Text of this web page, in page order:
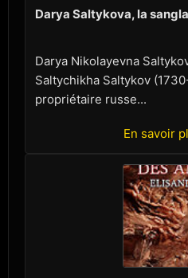
Darya Saltykova, la
Darya Nikolayevna
Saltychikha Saltykov
propriétaire russe...
En savoir